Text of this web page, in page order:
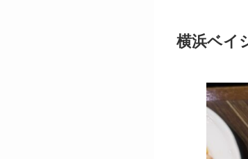
横浜ベイ